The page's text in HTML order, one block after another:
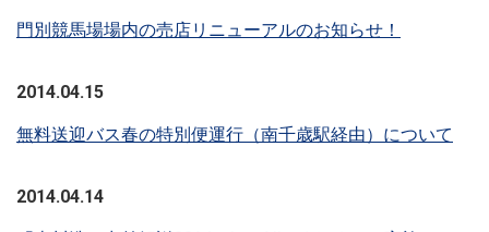
門別競馬場場内の売店リニューアルのお知らせ！
2014.04.15
無料送迎バス春の特別便運行（南千歳駅経由）について
2014.04.14